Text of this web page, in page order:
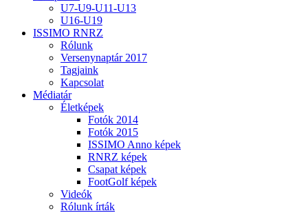
U7-U9-U11-U13
U16-U19
ISSIMO RNRZ
Rólunk
Versenynaptár 2017
Tagjaink
Kapcsolat
Médiatár
Életképek
Fotók 2014
Fotók 2015
ISSIMO Anno képek
RNRZ képek
Csapat képek
FootGolf képek
Videók
Rólunk írták